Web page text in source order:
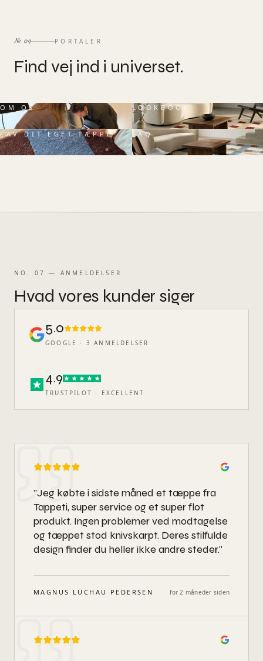
№ 09 PORTALER
Find vej ind i universet.
OM OS LOOKBOOK
LAV DIT EGET TÆPPE FAQ
NO. 07 — ANMELDELSER
Hvad vores kunder siger
5.0
GOOGLE · 3 ANMELDELSER
4.9
TRUSTPILOT · EXCELLENT
"Jeg købte i sidste måned et tæppe fra
Tappeti, super service og et super flot
produkt. Ingen problemer ved modtagelse
og tæppet stod knivskarpt. Deres stilfulde
design finder du heller ikke andre steder."
MAGNUS LÜCHAU PEDERSEN for 2 måneder siden